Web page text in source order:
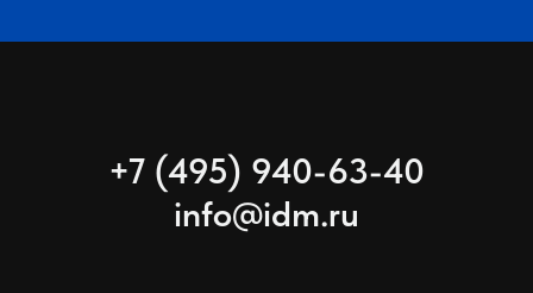
+7 (495) 940-63-40
info@idm.ru